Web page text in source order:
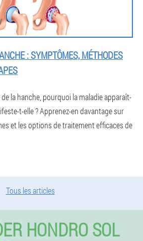
: SYMPTÔMES, MÉTHODES
la hanche, pourquoi la maladie apparaît-
t-elle ? Apprenez-en davantage sur
et les options de traitement efficaces de
Tous les articles
HONDRO SOL